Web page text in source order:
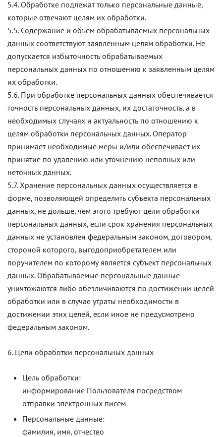
5.4. Обработке подлежат только персональные данные,
которые отвечают целям их обработки.
5.5. Содержание и объем обрабатываемых персональных
данных соответствуют заявленным целям обработки. Не
допускается избыточность обрабатываемых
персональных данных по отношению к заявленным целям
их обработки.
5.6. При обработке персональных данных обеспечивается
точность персональных данных, их достаточность, а в
необходимых случаях и актуальность по отношению к
целям обработки персональных данных. Оператор
принимает необходимые меры и/или обеспечивает их
принятие по удалению или уточнению неполных или
неточных данных.
5.7. Хранение персональных данных осуществляется в
форме, позволяющей определить субъекта персональных
данных, не дольше, чем этого требуют цели обработки
персональных данных, если срок хранения персональных
данных не установлен федеральным законом, договором,
стороной которого, выгодоприобретателем или
поручителем по которому является субъект персональных
данных. Обрабатываемые персональные данные
уничтожаются либо обезличиваются по достижении целей
обработки или в случае утраты необходимости в
достижении этих целей, если иное не предусмотрено
федеральным законом.
6. Цели обработки персональных данных
Цель обработки:
информирование Пользователя посредством
отправки электронных писем
Персональные данные:
фамилия, имя, отчество